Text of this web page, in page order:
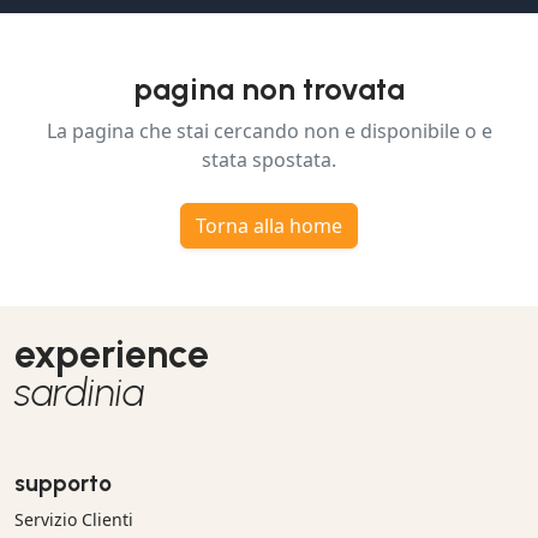
pagina non trovata
La pagina che stai cercando non e disponibile o e
stata spostata.
Torna alla home
experience
sardinia
supporto
Servizio Clienti